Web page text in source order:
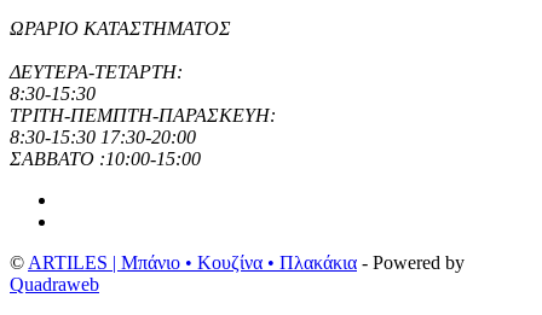
ΩΡΑΡΙΟ ΚΑΤΑΣΤΗΜΑΤΟΣ
ΔΕΥΤΕΡΑ-ΤΕΤΑΡΤΗ:
8:30-15:30
ΤΡΙΤΗ-ΠΕΜΠΤΗ-ΠΑΡΑΣΚΕΥΗ:
8:30-15:30 17:30-20:00
ΣΑΒΒΑΤΟ :10:00-15:00
© ARTILES | Μπάνιο • Κουζίνα • Πλακάκια - Powered by
Quadraweb